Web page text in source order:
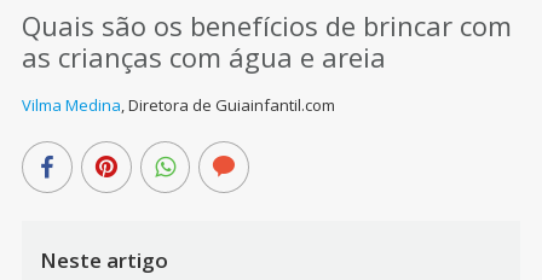
Quais são os benefícios de brincar com
as crianças com água e areia
Vilma Medina,Diretora de Guiainfantil.com
Neste artigo